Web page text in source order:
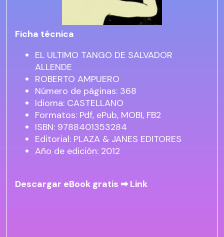
Ficha técnica
EL ULTIMO TANGO DE SALVADOR
ALLENDE
ROBERTO AMPUERO
Número de páginas: 368
Idioma: CASTELLANO
Formatos: Pdf, ePub, MOBI, FB2
ISBN: 9788401353284
Editorial: PLAZA & JANES EDITORES
Año de edición: 2012
Descargar eBook gratis ➡ Link